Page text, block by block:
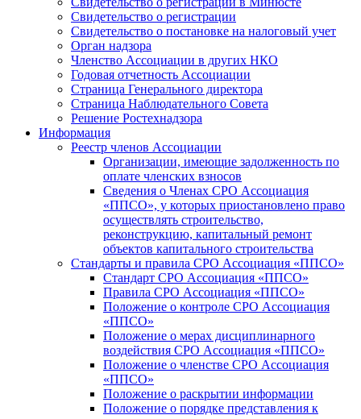
Свидетельство о регистрации
Свидетельство о постановке на налоговый учет
Орган надзора
Членство Ассоциации в других НКО
Годовая отчетность Ассоциации
Страница Генерального директора
Страница Наблюдательного Совета
Решение Ростехнадзора
Информация
Реестр членов Ассоциации
Организации, имеющие задолженность по
оплате членских взносов
Сведения о Членах СРО Ассоциация
«ППСО», у которых приостановлено право
осуществлять строительство,
реконструкцию, капитальный ремонт
объектов капитального строительства
Стандарты и правила СРО Ассоциация «ППСО»
Стандарт СРО Ассоциация «ППСО»
Правила СРО Ассоциация «ППСО»
Положение о контроле СРО Ассоциация
«ППСО»
Положение о мерах дисциплинарного
воздействия СРО Ассоциация «ППСО»
Положение о членстве СРО Ассоциация
«ППСО»
Положение о раскрытии информации
Положение о порядке представления к